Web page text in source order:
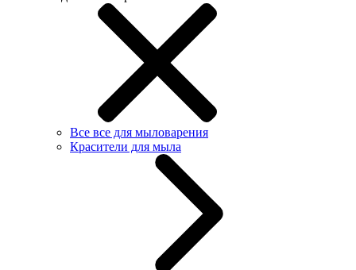
Все все для мыловарения
Красители для мыла